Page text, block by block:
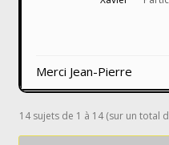
Merci Jean-Pierre
14 sujets de 1 à 14 (sur un total